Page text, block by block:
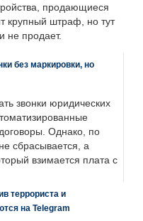
продающиеся
крупный штраф, но тут
не продает.
без маркировки, но
звонки юридических
Однако, по
сбрасывается, а
взимается плата с
террориста и
на Telegram